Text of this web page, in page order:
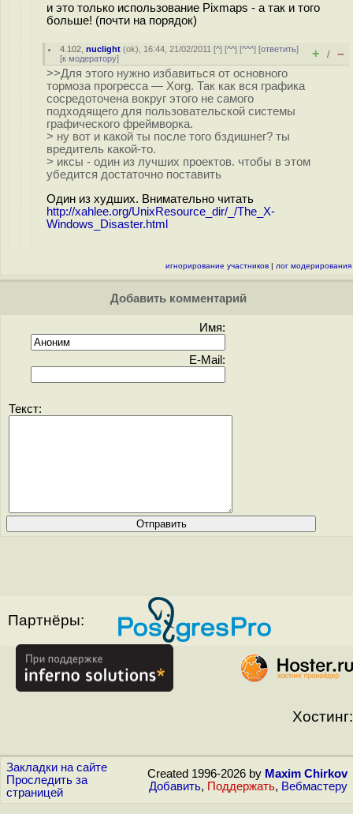
и это только использование Pixmaps - а так и того
больше! (почти на порядок)
4.102 ,nuclight (ok), 16:44, 21/02/2011 [^] [^^] [^^^] [ответить]
[к модератору] + / –
>>Для этого нужно избавиться от основного
тормоза прогресса — Xorg. Так как вся графика
сосредоточена вокруг этого не самого
подходящего для пользовательской системы
графического фреймворка.
> ну вот и какой ты после того бздишнег? ты
вредитель какой-то.
> иксы - один из лучших проектов. чтобы в этом
убедится достаточно поставить
Один из худших. Внимательно читать
http://xahlee.org/UnixResource_dir/_/The_X-
Windows_Disaster.html
игнорирование участников | лог модерирования
Добавить комментарий
Имя:
E-Mail:
Текст:
Партнёры:
Хостинг:
Закладки на сайте
Проследить за
страницей
Created 1996-2026 by Maxim Chirkov
Добавить, Поддержать, Вебмастеру